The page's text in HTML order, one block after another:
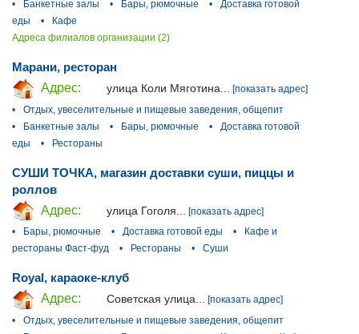
• Банкетные залы • Бары, рюмочные •
Доставка готовой
еды
•
Кафе
Адреса филиалов организации (2)
Марани, ресторан
Адрес:
улица Коли Мяготина...
[показать адрес]
•
Отдых, увеселительные и пищевые заведения, общепит
•
Банкетные залы • Бары, рюмочные •
Доставка готовой
еды
• Рестораны
СУШИ ТОЧКА, магазин доставки суши, пиццы и
роллов
Адрес:
улица Гоголя...
[показать адрес]
•
Бары, рюмочные • Доставка готовой еды •
Кафе и
рестораны Фаст-фуд
• Рестораны • Суши
Royal, караоке-клуб
Адрес:
Советская улица... [показать адрес]
•
Отдых, увеселительные и пищевые заведения, общепит